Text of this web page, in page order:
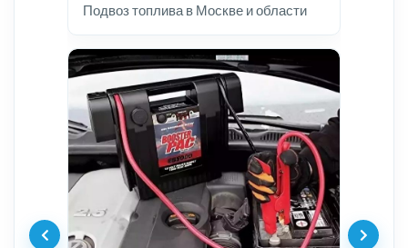
Подвоз топлива в Москве и области